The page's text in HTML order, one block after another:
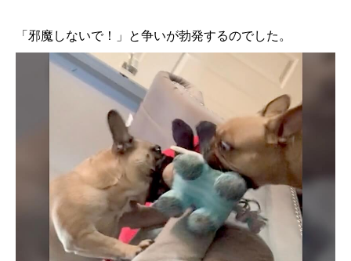
「邪魔しないで！」と争いが勃発するのでした。